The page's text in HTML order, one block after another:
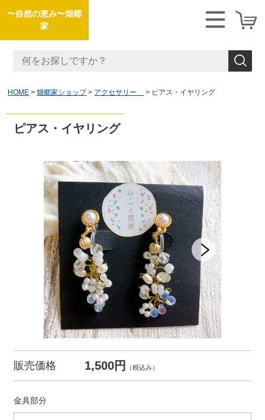
〜自然の恵み〜畑郷
家
HOME 畑郷家ショップ アクセサリー ピアス・イヤリング
ピアス・イヤリング
販売価格 1,500円 （税込み）
金具部分